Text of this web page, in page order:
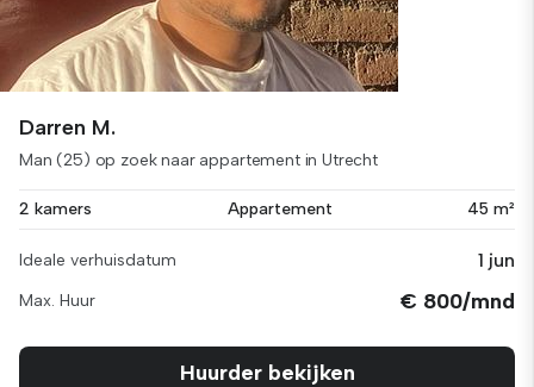
Darren M.
Man (25) op zoek naar appartement in Utrecht
2 kamers Appartement 45 m²
Ideale verhuisdatum 1 jun
Max. Huur € 800/mnd
Huurder bekijken